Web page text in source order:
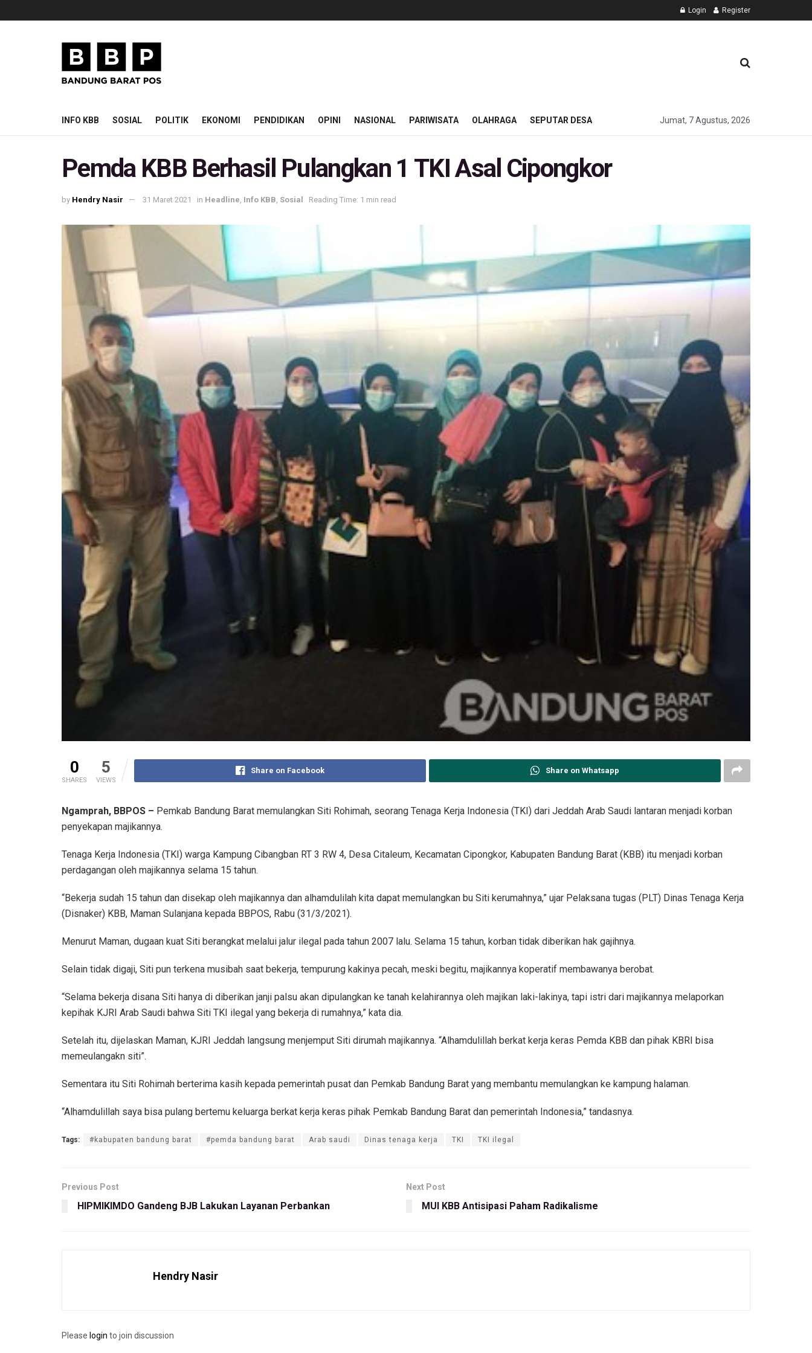
Login Register
INFO KBB SOSIAL POLITIK EKONOMI PENDIDIKAN OPINI NASIONAL PARIWISATA OLAHRAGA SEPUTAR DESA Jumat, 7 Agustus, 2026
Pemda KBB Berhasil Pulangkan 1 TKI Asal Cipongkor
by Hendry Nasir 31 Maret 2021 in Headline Info KBB Sosial Reading Time: 1 min read
0
SHARES
5
VIEWS
Share on Facebook Share on Whatsapp
Ngamprah, BBPOS – Pemkab Bandung Barat memulangkan Siti Rohimah, seorang Tenaga Kerja Indonesia (TKI) dari Jeddah Arab Saudi lantaran menjadi korban
penyekapan majikannya.
Tenaga Kerja Indonesia (TKI) warga Kampung Cibangban RT 3 RW 4, Desa Citaleum, Kecamatan Cipongkor, Kabupaten Bandung Barat (KBB) itu menjadi korban
perdagangan oleh majikannya selama 15 tahun.
“Bekerja sudah 15 tahun dan disekap oleh majikannya dan alhamdulilah kita dapat memulangkan bu Siti kerumahnya,” ujar Pelaksana tugas (PLT) Dinas Tenaga Kerja
(Disnaker) KBB, Maman Sulanjana kepada BBPOS, Rabu (31/3/2021).
Menurut Maman, dugaan kuat Siti berangkat melalui jalur ilegal pada tahun 2007 lalu. Selama 15 tahun, korban tidak diberikan hak gajihnya.
Selain tidak digaji, Siti pun terkena musibah saat bekerja, tempurung kakinya pecah, meski begitu, majikannya koperatif membawanya berobat.
“Selama bekerja disana Siti hanya di diberikan janji palsu akan dipulangkan ke tanah kelahirannya oleh majikan laki-lakinya, tapi istri dari majikannya melaporkan
kepihak KJRI Arab Saudi bahwa Siti TKI ilegal yang bekerja di rumahnya,” kata dia.
Setelah itu, dijelaskan Maman, KJRI Jeddah langsung menjemput Siti dirumah majikannya. “Alhamdulillah berkat kerja keras Pemda KBB dan pihak KBRI bisa
memeulangakn siti”.
Sementara itu Siti Rohimah berterima kasih kepada pemerintah pusat dan Pemkab Bandung Barat yang membantu memulangkan ke kampung halaman.
“Alhamdulillah saya bisa pulang bertemu keluarga berkat kerja keras pihak Pemkab Bandung Barat dan pemerintah Indonesia,” tandasnya.
Tags: #kabupaten bandung barat #pemda bandung barat Arab saudi Dinas tenaga kerja TKI TKI ilegal
Previous Post
HIPMIKIMDO Gandeng BJB Lakukan Layanan Perbankan
Next Post
MUI KBB Antisipasi Paham Radikalisme
Hendry Nasir
Please login to join discussion